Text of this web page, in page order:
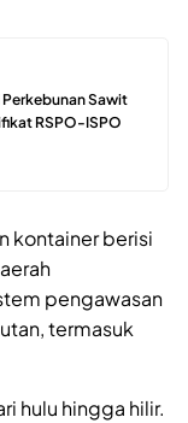
Perkebunan Sawit
RSPO-ISPO
kontainer berisi
pengawasan
termasuk
hulu hingga hilir.